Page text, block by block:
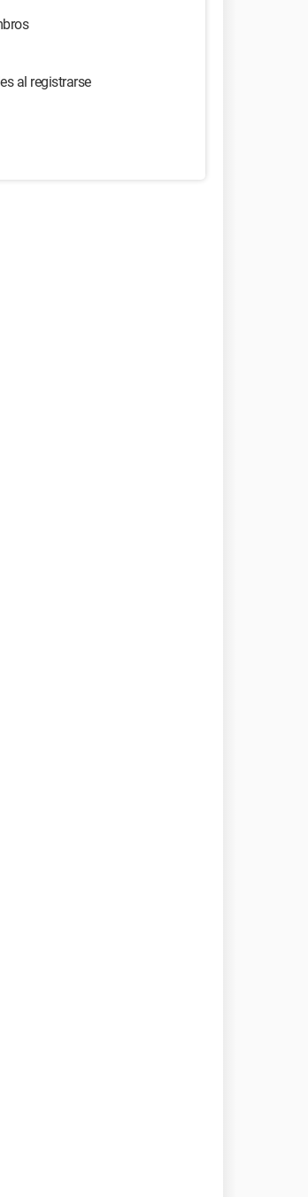
al registrarse